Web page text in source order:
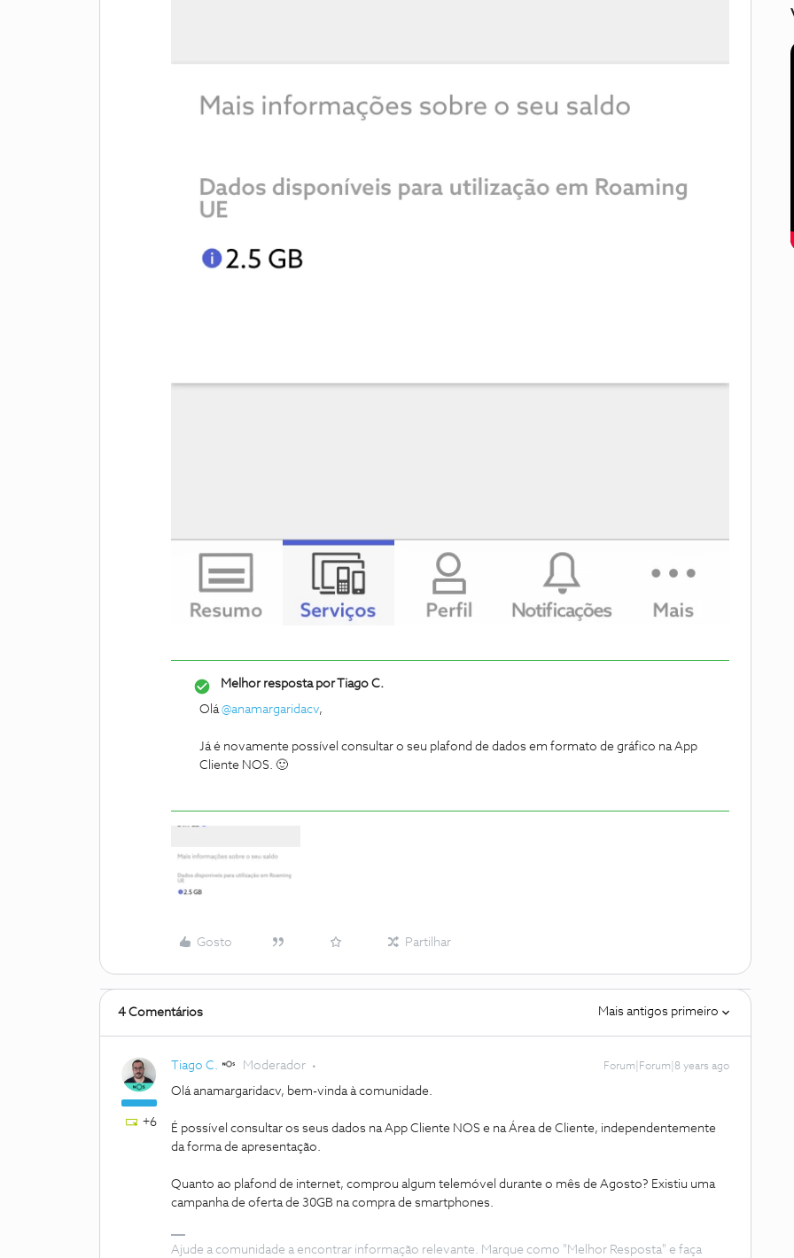
Melhor resposta porTiago C.
Olá@anamargaridacv,
Já é novamente possível consultar o seu plafond de dados em formato de gráfico na App
Cliente NOS. 🙂
Gosto Partilhar
4 Comentários Mais antigos primeiro
+6
Tiago C. Moderador Forum|Forum|8 years ago
Olá anamargaridacv, bem-vinda à comunidade.
É possível consultar os seus dados na App Cliente NOS e na Área de Cliente, independentemente
da forma de apresentação.
Quanto ao plafond de internet, comprou algum telemóvel durante o mês de Agosto? Existiu uma
campanha de oferta de 30GB na compra de smartphones.
Ajude a comunidade a encontrar informação relevante. Marque como "Melhor Resposta" e faça